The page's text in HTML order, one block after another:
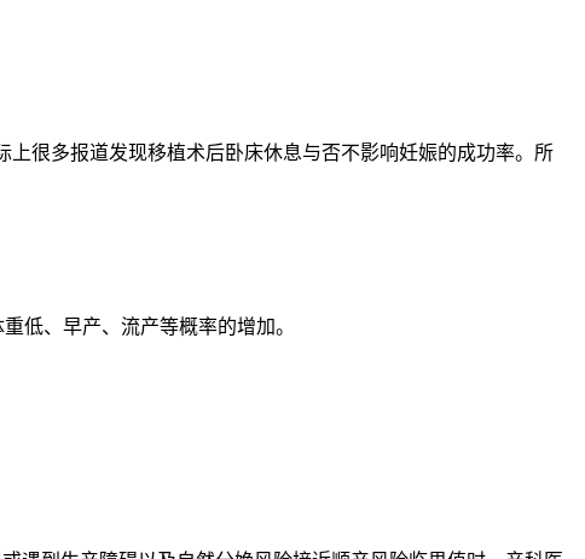
很多报道发现移植术后卧床休息与否不影响妊娠的成功率。所
低、早产、流产等概率的增加。